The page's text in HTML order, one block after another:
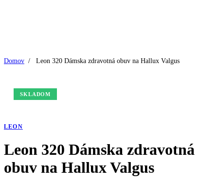
Domov / Leon 320 Dámska zdravotná obuv na Hallux Valgus
SKLADOM
LEON
Leon 320 Dámska zdravotná
obuv na Hallux Valgus